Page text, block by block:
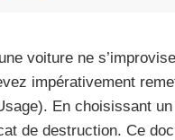
voiture ne
impérativement
En choisissant
de destruction. Ce